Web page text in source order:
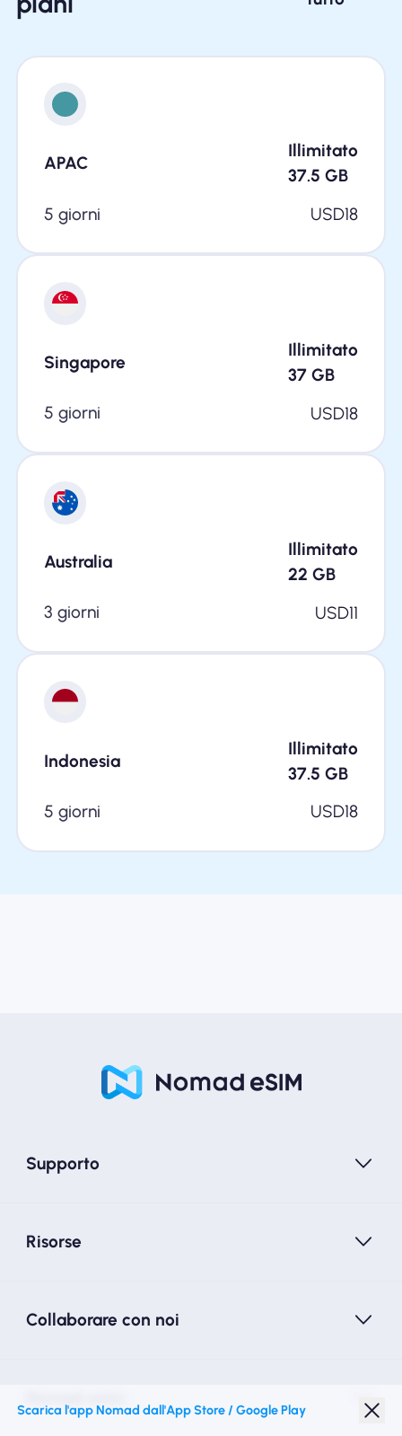
APAC
Illimitato
37.5 GB
5 giorni
USD18
Singapore
Illimitato
37 GB
5 giorni
USD18
Australia
Illimitato
22 GB
3 giorni
USD11
Indonesia
Illimitato
37.5 GB
5 giorni
USD18
Supporto
Risorse
Collaborare con noi
Scarica l'app Nomad dall'App Store / Google Play